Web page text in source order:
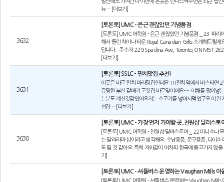
뉴… [더보기]
3632
[토론토] UMC - 은근 괜찮았던 기념품점
[토론토] UMC 어학원 - 은근 괜찮았던 기념품점 _ 23 파리
해서 들린 차이나 타운 Royal Canadian Gifts 소개해드릴게
답니다. 주소지 229 Spadina Ave, Toronto, ON M5T
[더보기]
3631
[토론토] SSLC - 핀치맛집 추천!
이곳은 바로 핀치 마라탕집인데요 !!!핀치역에서 버스타면
유명한 부산 갈매기 고깃집 바로옆이에요~~ 야채를 많이넣
는분도 계신것같았어요저는 소고기를 넣어서먹었구요 이건
선집… [더보기]
3630
[토론토] UMC - 가장 먼저 가야할 곳..천원샵 달러스토
[토론토] UMC 어학원 - 천원샵 달러스토어 _ 22 미니소나
는 달라라마 샵이라고 생각해요. 수납용품, 문구용품, 다이
도 될 것 같아요. 특히 저와같이 어차피 한국에 들고가지 않
기]
[토론토] UMC - 셔틀버스 운영하는 Vaughan Mills 아
[토론토] UMC 어학원 - 셔틀버스 운영하는 Vaughan Mills